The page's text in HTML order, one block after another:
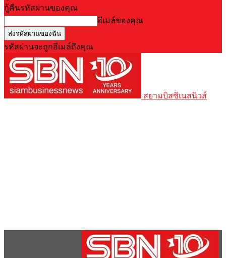
กู้คืนรหัสผ่านของคุณ
อีเมล์ของคุณ
รหัสผ่านจะถูกอีเมล์ถึงคุณ
สยามบิสซิเนสนิวส์